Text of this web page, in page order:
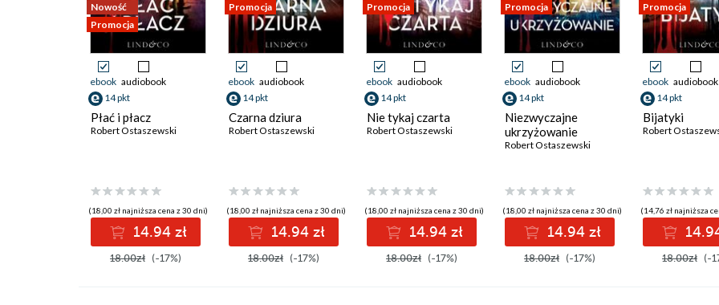
Nowość
Promocja
ebook audiobook
14 pkt
Płać i płacz
Robert Ostaszewski
(18,00 zł najniższa cena z 30 dni)
14.94 zł
18.00zł (-17%)
Promocja
ebook audiobook
14 pkt
Czarna dziura
Robert Ostaszewski
(18,00 zł najniższa cena z 30 dni)
14.94 zł
18.00zł (-17%)
Promocja
ebook audiobook
14 pkt
Nie tykaj czarta
Robert Ostaszewski
(18,00 zł najniższa cena z 30 dni)
14.94 zł
18.00zł (-17%)
Promocja
ebook audiobook
14 pkt
Niezwyczajne
ukrzyżowanie
Robert Ostaszewski
(18,00 zł najniższa cena z 30 dni)
14.94 zł
18.00zł (-17%)
Promocja
ebook audiobook
14 pkt
Bijatyki
Robert
(14,76 zł najniższa
18.00zł (-